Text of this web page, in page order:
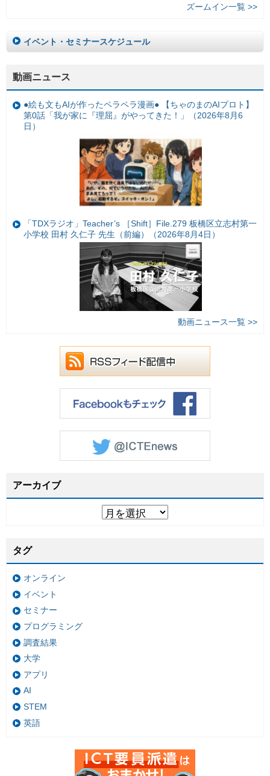
ズームイン一覧 >>
イベント・セミナースケジュール
動画ニュース
●絵も文もAIが作ったペラペラ漫画● 【ちゃのまのAIプロト】
第0話「我が家に『理屈』がやってきた！」（2026年8月6
日）
「TDXラジオ」Teacher’s ［Shift］File.279 板橋区立志村第一
小学校 田村 久仁子 先生（前編）（2026年8月4日）
動画ニュース一覧 >>
アーカイブ
タグ
オンライン
イベント
セミナー
プログラミング
調査結果
大学
アプリ
AI
STEM
英語